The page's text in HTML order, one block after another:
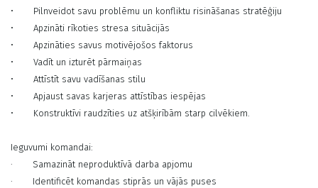
•
Pilnveidot savu problēmu un konfliktu risināšanas stratēģiju
•
Apzināti rīkoties stresa situācijās
•
Apzināties savus motivējošos faktorus
•
Vadīt un izturēt pārmaiņas
•
Attīstīt savu vadīšanas stilu
•
Apjaust savas karjeras attīstības iespējas
•
Konstruktīvi raudzīties uz atšķirībām starp cilvēkiem.
Ieguvumi komandai:
·
Samazināt neproduktīvā darba apjomu
·
Identificēt komandas stiprās un vājās puses